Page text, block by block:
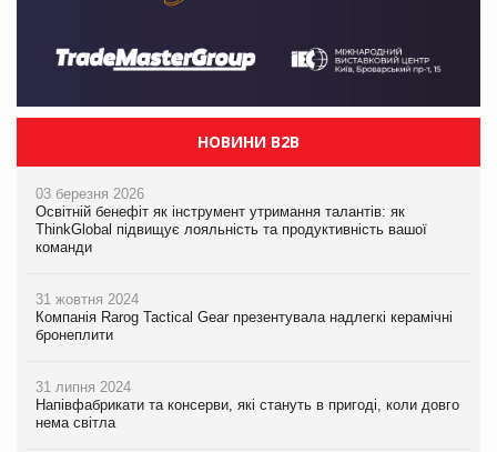
НОВИНИ B2B
03 березня 2026
Освітній бенефіт як інструмент утримання талантів: як
ThinkGlobal підвищує лояльність та продуктивність вашої
команди
31 жовтня 2024
Компанія Rarog Tactical Gear презентувала надлегкі керамічні
бронеплити
31 липня 2024
Напівфабрикати та консерви, які стануть в пригоді, коли довго
нема світла